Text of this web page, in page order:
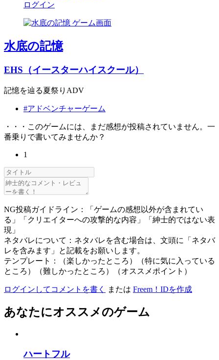
ログイン
水底の記憶
EHS（イースターハイスクール）
記憶を辿る夏祭りADV
#アドベンチャーゲーム
・・・このゲームには、まだ感想が投稿されていません。一
番乗りで書いてみませんか？
1
NG投稿ガイドライン：「ゲームの感想以外が含まれてい
る」「クリエイターへの攻撃的な内容」「紳士的ではない表
現」
ネタバレについて：ネタバレを含む場合は、文頭に「ネタバ
レを含みます」と記載をお願いします。
テンプレート：（楽しかったところ）（特に気に入っている
ところ）（難しかったところ）（オススメポイント）
ログインしてコメントを書く または Freem！IDを作成
あなたにオススメのゲーム
ハートフル